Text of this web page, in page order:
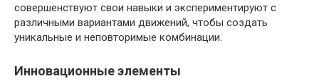
совершенствуют свои навыки и экспериментируют с
различными вариантами движений, чтобы создать
уникальные и неповторимые комбинации.
Инновационные элементы